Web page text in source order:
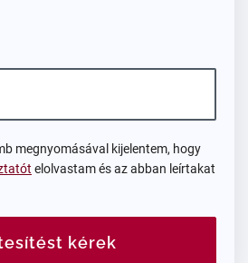
megnyomásával kijelentem, hogy
elolvastam és az abban leírtakat
kérek